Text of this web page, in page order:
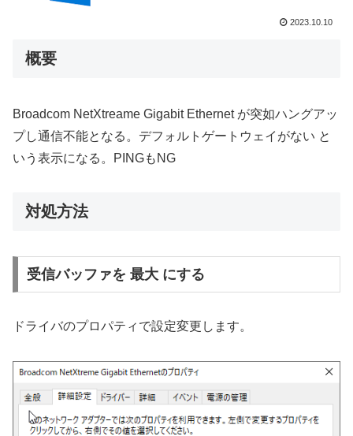
2023.10.10
概要
Broadcom NetXtreame Gigabit Ethernet が突如ハングアッ
プし通信不能となる。デフォルトゲートウェイがない と
いう表示になる。PINGもNG
対処方法
受信バッファを 最大 にする
ドライバのプロパティで設定変更します。